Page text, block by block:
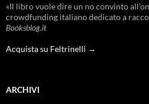
«Il libro vuole dire un no convinto
crowdfunding italiano dedicato a
Booksblog.it
Acquista su Feltrinelli →
ARCHIVI